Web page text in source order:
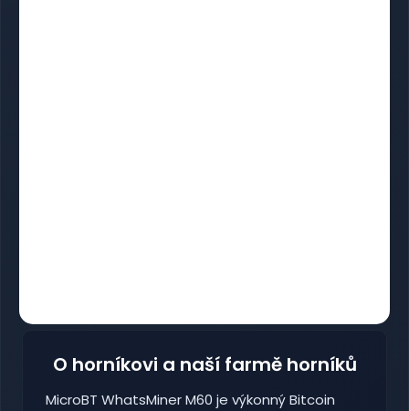
O horníkovi a naší farmě horníků
MicroBT WhatsMiner M60 je výkonný Bitcoin